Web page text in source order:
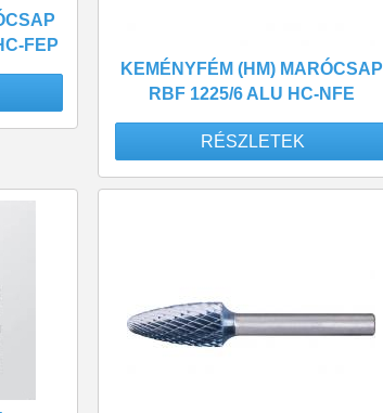
FEP
KEMÉNYFÉM (HM) MARÓCSAP
RBF 1225/6 ALU HC-NFE
RÉSZLETEK